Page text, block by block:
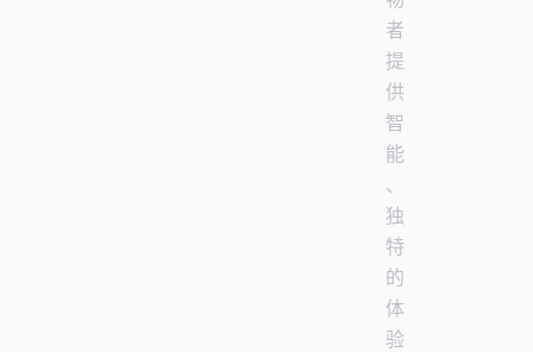
者
提
供
智
能
、
独
特
的
体
验